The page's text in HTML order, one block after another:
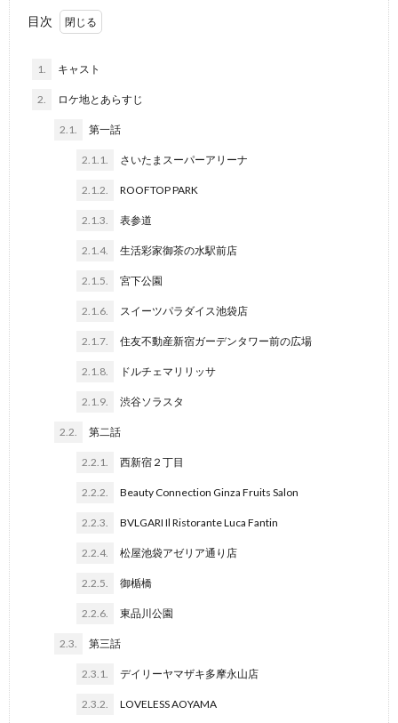
目次
1. キャスト
2. ロケ地とあらすじ
2.1. 第一話
2.1.1. さいたまスーパーアリーナ
2.1.2. ROOFTOP PARK
2.1.3. 表参道
2.1.4. 生活彩家御茶の水駅前店
2.1.5. 宮下公園
2.1.6. スイーツパラダイス池袋店
2.1.7. 住友不動産新宿ガーデンタワー前の広場
2.1.8. ドルチェマリリッサ
2.1.9. 渋谷ソラスタ
2.2. 第二話
2.2.1. 西新宿２丁目
2.2.2. Beauty Connection Ginza Fruits Salon
2.2.3. BVLGARI Il Ristorante Luca Fantin
2.2.4. 松屋池袋アゼリア通り店
2.2.5. 御楯橋
2.2.6. 東品川公園
2.3. 第三話
2.3.1. デイリーヤマザキ多摩永山店
2.3.2. LOVELESS AOYAMA